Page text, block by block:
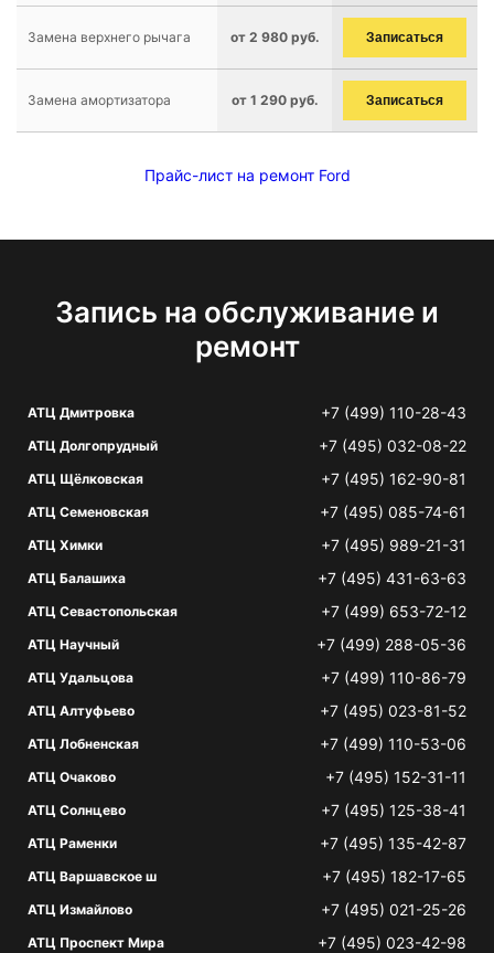
Замена верхнего рычага от 2 980 руб. Записаться
Замена амортизатора от 1 290 руб. Записаться
Прайс-лист на ремонт Ford
Запись на обслуживание и
ремонт
АТЦ Дмитровка +7 (499) 110-28-43
АТЦ Долгопрудный +7 (495) 032-08-22
АТЦ Щёлковская +7 (495) 162-90-81
АТЦ Семеновская +7 (495) 085-74-61
АТЦ Химки +7 (495) 989-21-31
АТЦ Балашиха +7 (495) 431-63-63
АТЦ Севастопольская +7 (499) 653-72-12
АТЦ Научный +7 (499) 288-05-36
АТЦ Удальцова +7 (499) 110-86-79
АТЦ Алтуфьево +7 (495) 023-81-52
АТЦ Лобненская +7 (499) 110-53-06
АТЦ Очаково +7 (495) 152-31-11
АТЦ Солнцево +7 (495) 125-38-41
АТЦ Раменки +7 (495) 135-42-87
АТЦ Варшавское ш +7 (495) 182-17-65
АТЦ Измайлово +7 (495) 021-25-26
АТЦ Проспект Мира +7 (495) 023-42-98